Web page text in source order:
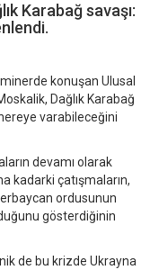
Karabağ savaşı:
konuşan Ulusal
Dağlık Karabağ
varabileceğini
devamı olarak
kadarki çatışmaların,
ordusunun
gösterdiğinin
de bu krizde Ukrayna